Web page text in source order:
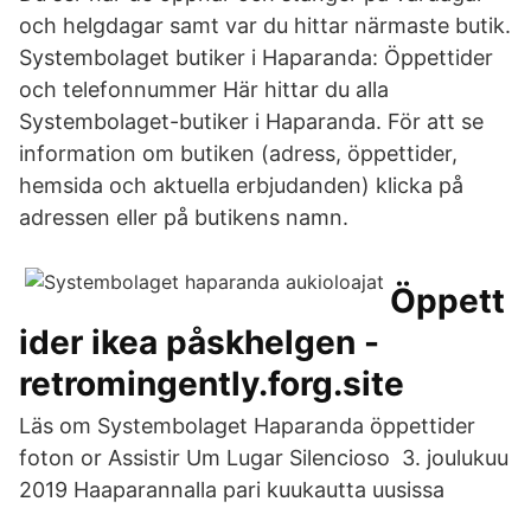
och helgdagar samt var du hittar närmaste butik.
Systembolaget butiker i Haparanda: Öppettider
och telefonnummer Här hittar du alla
Systembolaget-butiker i Haparanda. För att se
information om butiken (adress, öppettider,
hemsida och aktuella erbjudanden) klicka på
adressen eller på butikens namn.
Öppett
ider ikea påskhelgen -
retromingently.forg.site
Läs om Systembolaget Haparanda öppettider
foton or Assistir Um Lugar Silencioso 3. joulukuu
2019 Haaparannalla pari kuukautta uusissa